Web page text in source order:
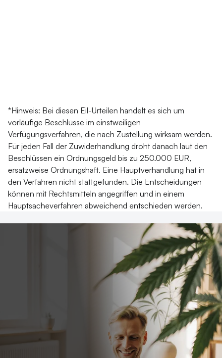
*Hinweis: Bei diesen Eil-Urteilen handelt es sich um
vorläufige Beschlüsse im einstweiligen
Verfügungsverfahren, die nach Zustellung wirksam werden.
Für jeden Fall der Zuwiderhandlung droht danach laut den
Beschlüssen ein Ordnungsgeld bis zu 250.000 EUR,
ersatzweise Ordnungshaft. Eine Hauptverhandlung hat in
den Verfahren nicht stattgefunden. Die Entscheidungen
können mit Rechtsmitteln angegriffen und in einem
Hauptsacheverfahren abweichend entschieden werden.